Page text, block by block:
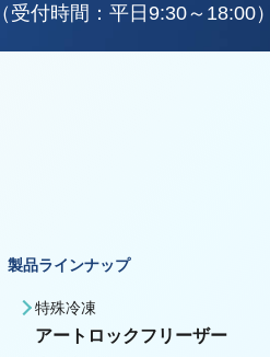
（受付時間：平日9:30～18:00）
製品ラインナップ
特殊冷凍
アートロックフリーザー